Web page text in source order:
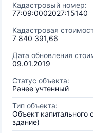
Кадастровый номер:
77:09:0002027:15140
Кадастровая
7 840 391,66
Дата обновления
09.01.2019
Статус объекта:
Ранее учтенный
Тип объекта:
Объект капитального
здание)